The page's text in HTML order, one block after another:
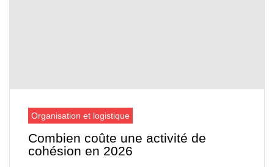
Organisation et logistique
Combien coûte une activité de
cohésion en 2026